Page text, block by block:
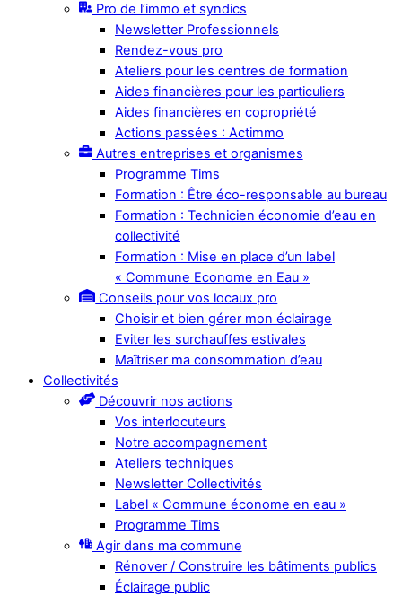
Pro de l’immo et syndics
Newsletter Professionnels
Rendez-vous pro
Ateliers pour les centres de formation
Aides financières pour les particuliers
Aides financières en copropriété
Actions passées : Actimmo
Autres entreprises et organismes
Programme Tims
Formation : Être éco-responsable au bureau
Formation : Technicien économie d’eau en
collectivité
Formation : Mise en place d’un label
« Commune Econome en Eau »
Conseils pour vos locaux pro
Choisir et bien gérer mon éclairage
Eviter les surchauffes estivales
Maîtriser ma consommation d’eau
Collectivités
Découvrir nos actions
Vos interlocuteurs
Notre accompagnement
Ateliers techniques
Newsletter Collectivités
Label « Commune économe en eau »
Programme Tims
Agir dans ma commune
Rénover / Construire les bâtiments publics
Éclairage public